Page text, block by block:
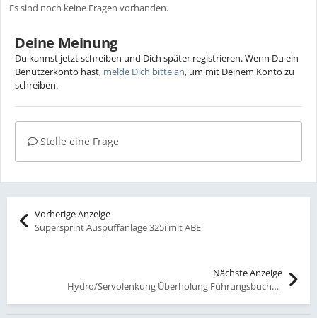
Es sind noch keine Fragen vorhanden.
Deine Meinung
Du kannst jetzt schreiben und Dich später registrieren. Wenn Du ein
Benutzerkonto hast, melde Dich bitte an, um mit Deinem Konto zu
schreiben.
Stelle eine Frage
Vorherige Anzeige
Supersprint Auspuffanlage 325i mit ABE
Nächste Anzeige
Hydro/Servolenkung Überholung Führungsbuchsen